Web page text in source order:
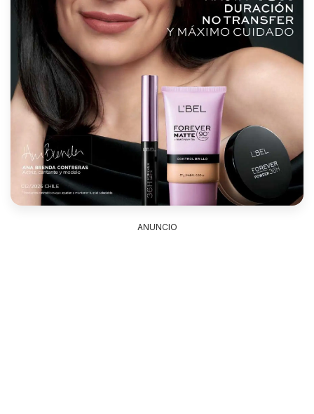
ANUNCIO